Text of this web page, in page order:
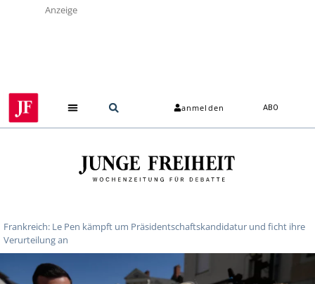
Anzeige
anmelden ABO
Frankreich: Le Pen kämpft um Präsidentschaftskandidatur und ficht ihre
Verurteilung an